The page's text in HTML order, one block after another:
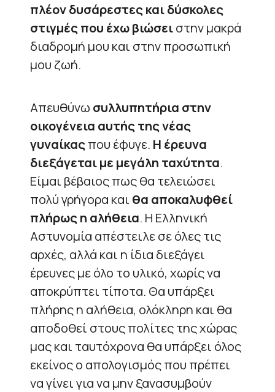
πλέον δυσάρεστες και δύσκολες
στιγμές που έχω βιώσειστην μακρά
διαδρομή μου και στην προσωπική
μου ζωή.
Απευθύνω συλλυπητήρια στην
οικογένεια αυτής της νέας
γυναίκαςπου έφυγε. Η έρευνα
διεξάγεται με μεγάλη ταχύτητα.
Είμαι βέβαιος πως θα τελειώσει
πολύ γρήγορα και θα αποκαλυφθεί
πλήρως η αλήθεια. Η Ελληνική
Αστυνομία απέστειλε σε όλες τις
αρχές, αλλά και η ίδια διεξάγει
έρευνες με όλο το υλικό, χωρίς να
αποκρύπτει τίποτα. Θα υπάρξει
πλήρης η αλήθεια, ολόκληρη και θα
αποδοθεί στους πολίτες της χώρας
μας και ταυτόχρονα θα υπάρξει όλος
εκείνος ο απολογισμός που πρέπει
να γίνει για να μην ξανασυμβούν